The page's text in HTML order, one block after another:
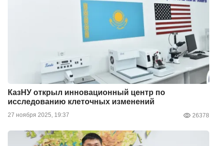
КазНУ открыл инновационный центр по
исследованию клеточных изменений
27 ноября 2025, 19:37 26378